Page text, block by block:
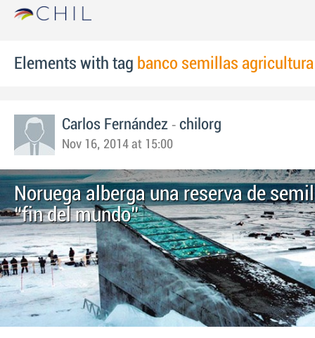
Elements with tag banco semillas agricultura
Carlos Fernández - chilorg
Nov 16, 2014 at 15:00
Noruega alberga una reserva de
“fin del mundo”